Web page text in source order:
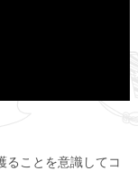
ることを意識してコ